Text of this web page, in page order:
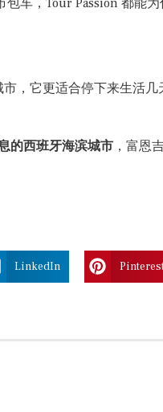
，它更适合停下来生活
的西班牙海滨城市 ，富恩
LinkedIn